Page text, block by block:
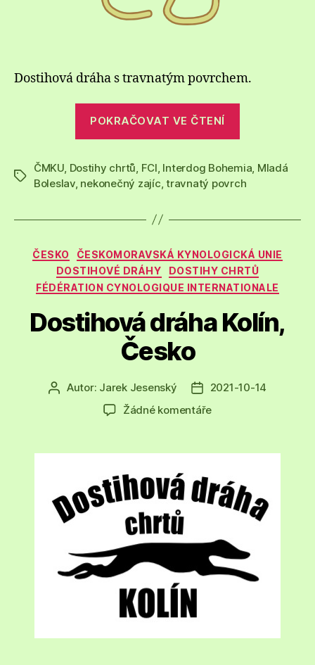
Dostihová dráha s travnatým povrchem.
POKRAČOVAT VE ČTENÍ
Boleslav,
Česko“
Štítky
ČMKU, Dostihy chrtů, FCI, Interdog Bohemia, Mladá
Boleslav, nekonečný zajíc,travnatý povrch
Rubriky
ČESKO
ČESKOMORAVSKÁ KYNOLOGICKÁ UNIE
DOSTIHOVÉ DRÁHY
DOSTIHY CHRTŮ
FÉDÉRATION CYNOLOGIQUE INTERNATIONALE
Dostihová dráha Kolín,
Česko
AutorAutor: Jarek Jesenský
Datum
příspěvku
2021-10-14
Žádné komentářeu
názvem
dráha
Kolín,